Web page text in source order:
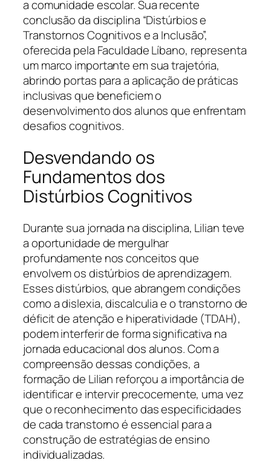
a comunidade escolar. Sua recente
conclusão da disciplina “Distúrbios e
Transtornos Cognitivos e a Inclusão”,
oferecida pela Faculdade Líbano, representa
um marco importante em sua trajetória,
abrindo portas para a aplicação de práticas
inclusivas que beneficiem o
desenvolvimento dos alunos que enfrentam
desafios cognitivos.
Desvendando os
Fundamentos dos
Distúrbios Cognitivos
Durante sua jornada na disciplina, Lilian teve
a oportunidade de mergulhar
profundamente nos conceitos que
envolvem os distúrbios de aprendizagem.
Esses distúrbios, que abrangem condições
como a dislexia, discalculia e o transtorno de
déficit de atenção e hiperatividade (TDAH),
podem interferir de forma significativa na
jornada educacional dos alunos. Com a
compreensão dessas condições, a
formação de Lilian reforçou a importância de
identificar e intervir precocemente, uma vez
que o reconhecimento das especificidades
de cada transtorno é essencial para a
construção de estratégias de ensino
individualizadas.